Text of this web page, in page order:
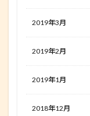
2019年3月
2019年2月
2019年1月
2018年12月